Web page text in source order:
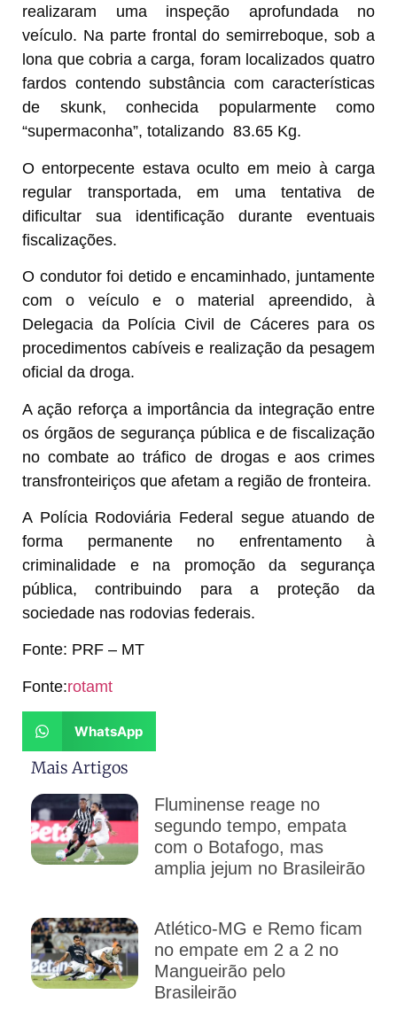
realizaram uma inspeção aprofundada no
veículo. Na parte frontal do semirreboque, sob a
lona que cobria a carga, foram localizados quatro
fardos contendo substância com características
de skunk, conhecida popularmente como
“supermaconha”, totalizando 83.65 Kg.
O entorpecente estava oculto em meio à carga
regular transportada, em uma tentativa de
dificultar sua identificação durante eventuais
fiscalizações.
O condutor foi detido e encaminhado, juntamente
com o veículo e o material apreendido, à
Delegacia da Polícia Civil de Cáceres para os
procedimentos cabíveis e realização da pesagem
oficial da droga.
A ação reforça a importância da integração entre
os órgãos de segurança pública e de fiscalização
no combate ao tráfico de drogas e aos crimes
transfronteiriços que afetam a região de fronteira.
A Polícia Rodoviária Federal segue atuando de
forma permanente no enfrentamento à
criminalidade e na promoção da segurança
pública, contribuindo para a proteção da
sociedade nas rodovias federais.
Fonte: PRF – MT
Fonte:rotamt
WhatsApp
Mais Artigos
Fluminense reage no
segundo tempo, empata
com o Botafogo, mas
amplia jejum no Brasileirão
Atlético-MG e Remo ficam
no empate em 2 a 2 no
Mangueirão pelo
Brasileirão